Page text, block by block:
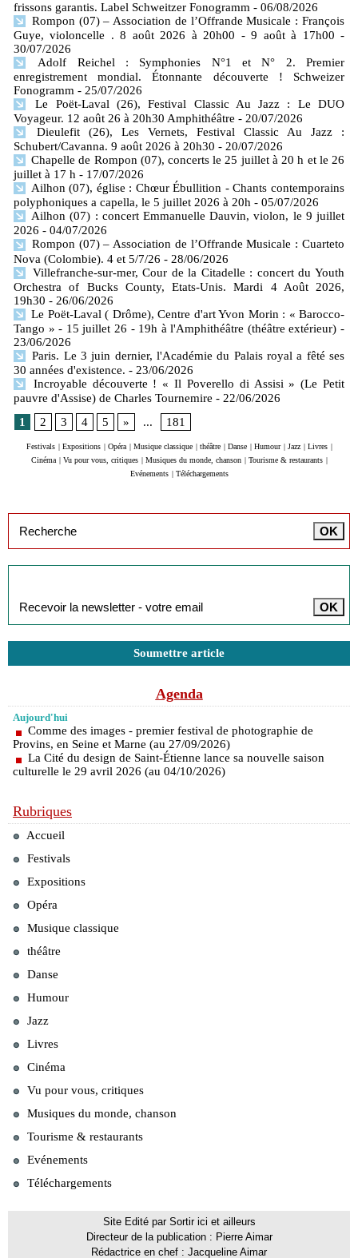
frissons garantis. Label Schweitzer Fonogramm - 06/08/2026
Rompon (07) – Association de l’Offrande Musicale : François
Guye, violoncelle . 8 août 2026 à 20h00 - 9 août à 17h00 -
30/07/2026
Adolf Reichel : Symphonies N°1 et N° 2. Premier
enregistrement mondial. Étonnante découverte ! Schweizer
Fonogramm - 25/07/2026
Le Poët-Laval (26), Festival Classic Au Jazz : Le DUO
Voyageur. 12 août 26 à 20h30 Amphithéâtre - 20/07/2026
Dieulefit (26), Les Vernets, Festival Classic Au Jazz :
Schubert/Cavanna. 9 août 2026 à 20h30 - 20/07/2026
Chapelle de Rompon (07), concerts le 25 juillet à 20 h et le 26
juillet à 17 h - 17/07/2026
Ailhon (07), église : Chœur Ébullition - Chants contemporains
polyphoniques a capella, le 5 juillet 2026 à 20h - 05/07/2026
Ailhon (07) : concert Emmanuelle Dauvin, violon, le 9 juillet
2026 - 04/07/2026
Rompon (07) – Association de l’Offrande Musicale : Cuarteto
Nova (Colombie). 4 et 5/7/26 - 28/06/2026
Villefranche-sur-mer, Cour de la Citadelle : concert du Youth
Orchestra of Bucks County, Etats-Unis. Mardi 4 Août 2026,
19h30 - 26/06/2026
Le Poët-Laval ( Drôme), Centre d'art Yvon Morin : « Barocco-
Tango » - 15 juillet 26 - 19h à l'Amphithéâtre (théâtre extérieur) -
23/06/2026
Paris. Le 3 juin dernier, l'Académie du Palais royal a fêté ses
30 années d'existence. - 23/06/2026
Incroyable découverte ! « Il Poverello di Assisi » (Le Petit
pauvre d'Assise) de Charles Tournemire - 22/06/2026
1
2 3 4 5 » ... 181
Festivals | Expositions | Opéra | Musique classique | théâtre | Danse | Humour | Jazz | Livres |
Cinéma | Vu pour vous, critiques | Musiques du monde, chanson | Tourisme & restaurants |
Evénements | Téléchargements
Soumettre article
Agenda
Aujourd'hui
Comme des images - premier festival de photographie de
Provins, en Seine et Marne (au 27/09/2026)
La Cité du design de Saint-Étienne lance sa nouvelle saison
culturelle le 29 avril 2026 (au 04/10/2026)
Rubriques
Accueil
Festivals
Expositions
Opéra
Musique classique
théâtre
Danse
Humour
Jazz
Livres
Cinéma
Vu pour vous, critiques
Musiques du monde, chanson
Tourisme & restaurants
Evénements
Téléchargements
Site Edité par Sortir ici et ailleurs
Directeur de la publication : Pierre Aimar
Rédactrice en chef : Jacqueline Aimar